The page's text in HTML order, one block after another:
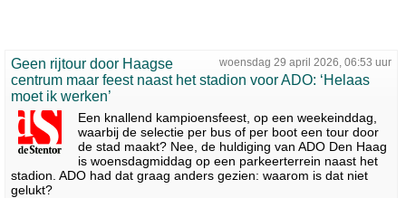
woensdag 29 april 2026, 06:53 uur
Geen rijtour door Haagse
centrum maar feest naast het stadion voor ADO: ‘Helaas
moet ik werken’
Een knallend kampioensfeest, op een weekeinddag,
waarbij de selectie per bus of per boot een tour door
de stad maakt? Nee, de huldiging van ADO Den Haag
is woensdagmiddag op een parkeerterrein naast het
stadion. ADO had dat graag anders gezien: waarom is dat niet
gelukt?